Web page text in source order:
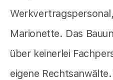
Marionette. Das
über keinerlei
eigene